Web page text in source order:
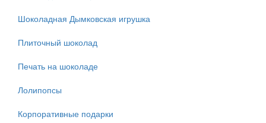
Шоколадная Дымковская игрушка
Плиточный шоколад
Печать на шоколаде
Лолипопсы
Корпоративные подарки